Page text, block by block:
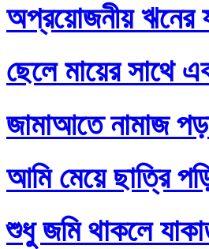
অপ্রয়োজনীয় ঋনের
ছেলে মায়ের সাথে
জামাআতে নামাজ
আমি মেয়ে ছাত্রি
শুধু জমি থাকলে